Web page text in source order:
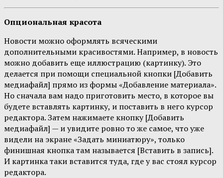
Опциональная красота
Новости можно оформлять всяческими
дополнительными красивостями. Например, в новость
можно добавить еще иллюстрацию (картинку). Это
делается при помощи специальной кнопки [Добавить
медиафайл] прямо из формы «Добавление материала».
Но сначала вам надо приготовить место, в которое вы
будете вставлять картинку, и поставить в него курсор
редактора. Затем нажимаете кнопку [Добавить
медиафайл] — и увидите ровно то же самое, что уже
видели на экране «Задать миниатюру», только
финишная кнопка там называется [Вставить в запись].
И картинка таки вставится туда, где у вас стоял курсор
редактора.